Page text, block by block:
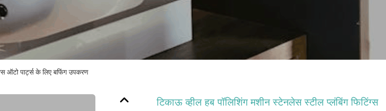
ऑटो पार्ट्स के लिए बफिंग उपकरण
टिकाऊ व्हील हब पॉलिशिंग मशीन स्टेनलेस स्टील प्लंबिंग फिटिंग्स